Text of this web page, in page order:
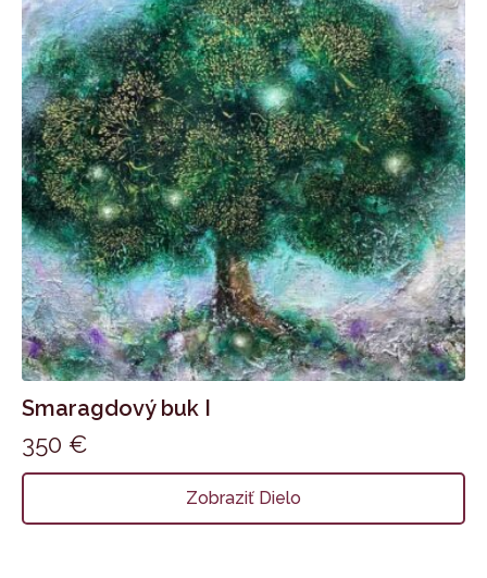
Smaragdový buk I
350 €
Zobraziť Dielo